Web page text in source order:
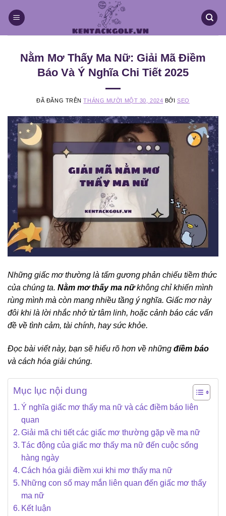
đến
Nằm Mơ Thấy Ma Nữ: Giải Mã Điềm
Báo Và Ý Nghĩa Chi Tiết 2025
ĐÃ ĐĂNG TRÊNTHÁNG MƯỜI MỘT 30, 2024 BỞISEO
Những giấc mơ thường là tấm gương phản chiếu tiềm thức
của chúng ta. Nằm mơ thấy ma nữkhông chỉ khiến mình
rùng mình mà còn mang nhiều tầng ý nghĩa. Giấc mơ này
đôi khi là lời nhắc nhở từ tâm linh, hoặc cảnh báo các vấn
đề về tình cảm, tài chính, hay sức khỏe.
Đọc bài viết này, bạn sẽ hiểu rõ hơn về những điềm báo
và cách hóa giải chúng.
Mục lục nội dung
Ý nghĩa giấc mơ thấy ma nữ và các điềm báo liên
quan
Giải mã chi tiết các giấc mơ thường gặp về ma nữ
Tác động của giấc mơ thấy ma nữ đến cuộc sống
hàng ngày
Cách hóa giải điềm xui khi mơ thấy ma nữ
Những con số may mắn liên quan đến giấc mơ thấy
ma nữ
Kết luận